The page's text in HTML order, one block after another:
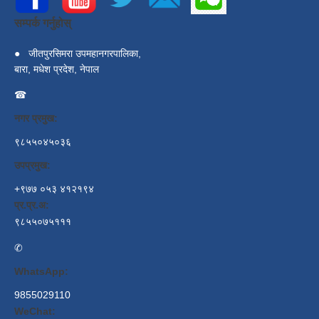
सम्पर्क गर्नुहोस्
●
जीतपुरसिमरा उपमहानगरपालिका,
बारा, मधेश प्रदेश, नेपाल
☎
नगर प्रमुख:
९८५५०४५०३६
उपप्रमुख:
+९७७ ०५३ ४१२१९४
प्र.प्र.अ:
९८५५०७५१११
✆
WhatsApp:
9855029110
WeChat: